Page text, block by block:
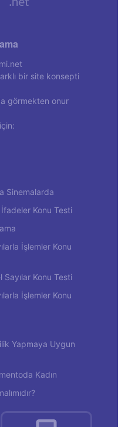
bir site konsepti
görmekten onur
Sinemalarda
İfadeler Konu Testi
İşlemler Konu
Sayılar Konu Testi
İşlemler Konu
Yapmaya Uygun
Kadın